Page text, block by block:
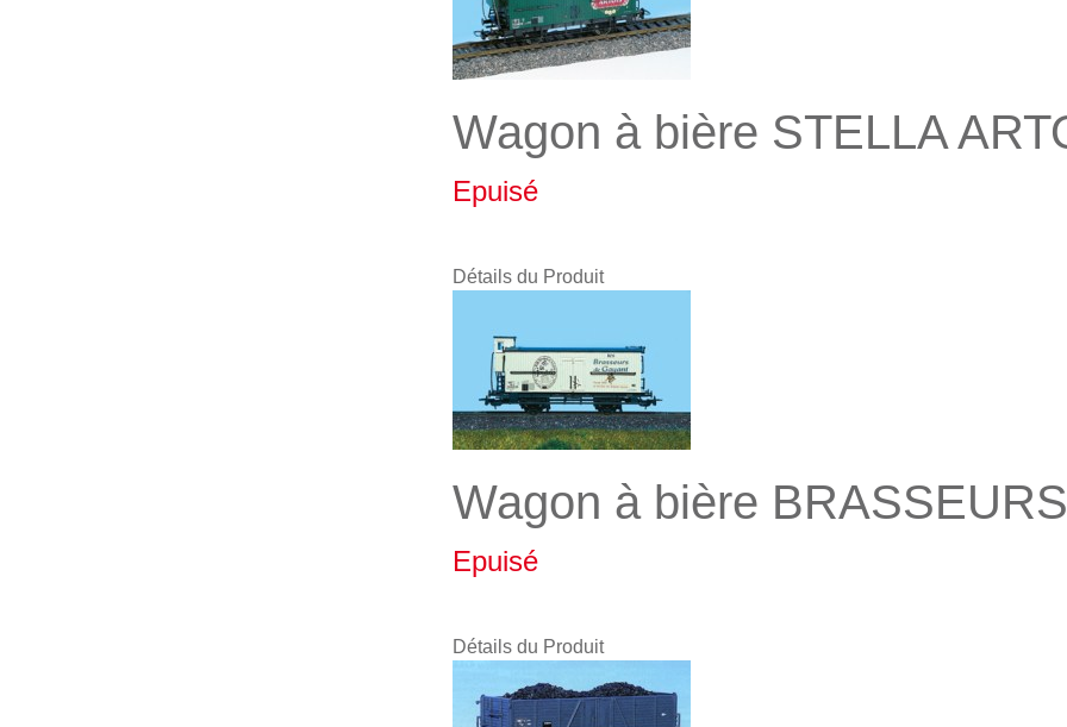
Wagon à bière STELLA
Epuisé
Détails du Produit
Wagon à bière
Epuisé
Détails du Produit